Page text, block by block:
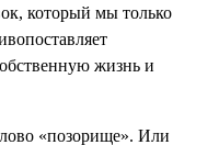
который мы только
жизнь и
«позорище». Или